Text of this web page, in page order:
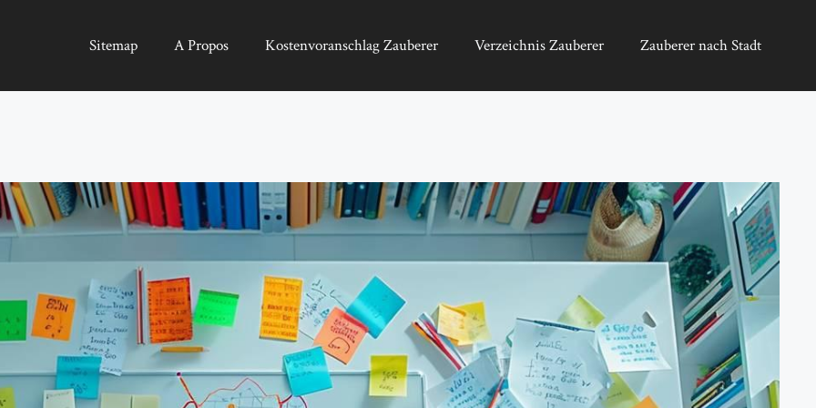
Sitemap A Propos Kostenvoranschlag Zauberer Verzeichnis Zauberer Zauberer nach Stadt